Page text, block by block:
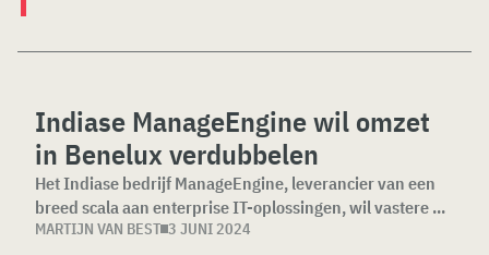
Indiase ManageEngine wil omzet
in Benelux verdubbelen
Het Indiase bedrijf ManageEngine, leverancier van een
breed scala aan enterprise IT-oplossingen, wil vastere ...
MARTIJN VAN BEST 3 JUNI 2024